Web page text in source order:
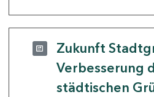
Zukunft
Verbesserung
städtischen